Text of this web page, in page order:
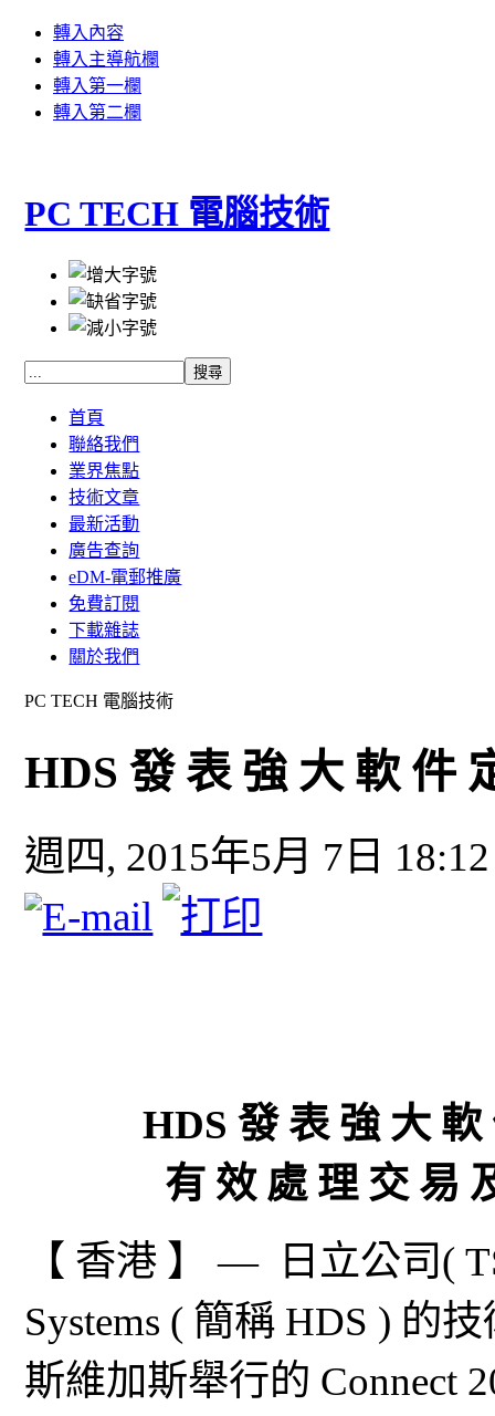
轉入內容
轉入主導航欄
轉入第一欄
轉入第二欄
PC TECH 電腦技術
首頁
聯絡我們
業界焦點
技術文章
最新活動
廣告查詢
eDM-電郵推廣
免費訂閱
下載雜誌
關於我們
PC TECH 電腦技術
HDS 發 表 強 大 軟 件
週四, 2015年5月 7日 18:12
HDS 發 表 強 大
有 效 處 理 交 易
【 香港 】 — 日立公司(
Systems ( 簡稱 HDS ) 的
斯維加斯舉行的 Connect